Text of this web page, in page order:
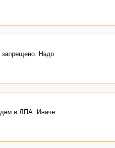
Надо
в ЛПА. Иначе